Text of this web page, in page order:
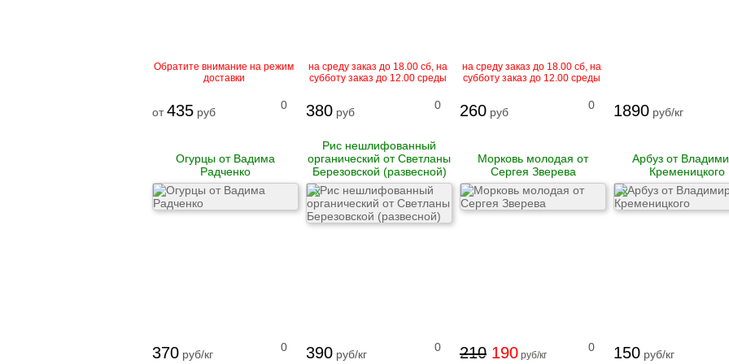
Обратите внимание на режим
доставки
от435 руб
0
на среду заказ до 18.00 сб, на
субботу заказ до 12.00 среды
380 руб
0
на среду заказ до 18.00 сб, на
субботу заказ до 12.00 среды
260 руб
0 1890 руб/кг
Огурцы от Вадима
Радченко
370 руб/кг
0
Рис нешлифованный
органический от Светланы
Березовской (развесной)
X
390 руб/кг
0
Морковь молодая от
Сергея Зверева
210 190 руб/кг
0
Арбуз от
Кременицкого
X
150 руб/кг